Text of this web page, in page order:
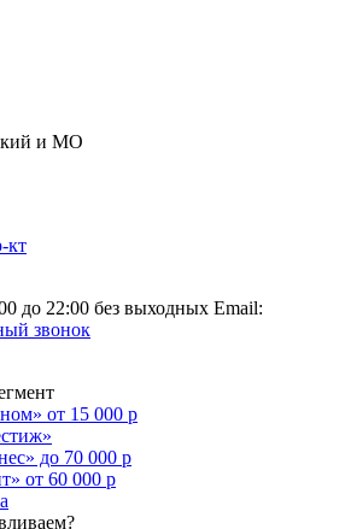
и МО
кт
до 22:00 без выходных Email:
звонок
от 15 000 р
до 70 000 р
от 60 000 р